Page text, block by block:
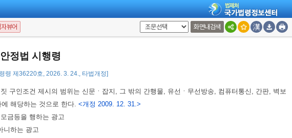
뷰어 화면내검색
정법 시행령
령 제36220호, 2026. 3. 24., 타법개정]
구인조건 제시의 범위는 신문ㆍ잡지, 그 밖의 간행물, 유선ㆍ무선방송, 컴퓨터통신, 간판, 벽보
해당하는 것으로 한다. <개정 2009. 12. 31.>
금등을 행하는 광고
니하는 광고